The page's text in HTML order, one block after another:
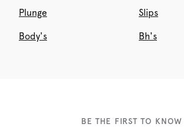
Plunge Slips
Body's Bh's
BE THE FIRST TO KNOW